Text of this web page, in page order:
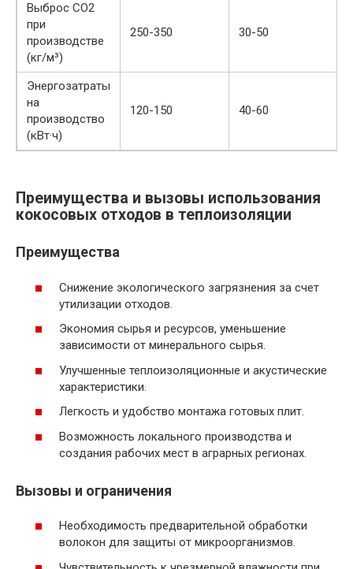
Выброс CO2
при
производстве
(кг/м³)
250-350 30-50
Энергозатраты
на
производство
(кВт·ч)
120-150 40-60
Преимущества и вызовы использования
кокосовых отходов в теплоизоляции
Преимущества
Снижение экологического загрязнения за счет
утилизации отходов.
Экономия сырья и ресурсов, уменьшение
зависимости от минерального сырья.
Улучшенные теплоизоляционные и акустические
характеристики.
Легкость и удобство монтажа готовых плит.
Возможность локального производства и
создания рабочих мест в аграрных регионах.
Вызовы и ограничения
Необходимость предварительной обработки
волокон для защиты от микроорганизмов.